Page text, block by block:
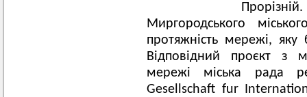
Миргородського
протяжність мережі,
Відповідний проєкт з
мережі міська рада
Gesellschaft fur